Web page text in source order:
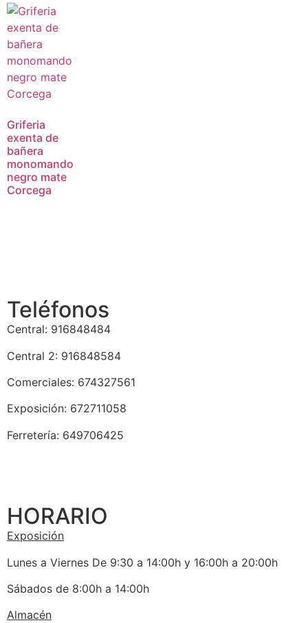
Griferia
exenta de
bañera
monomando
negro mate
Corcega
Teléfonos
Central: 916848484
Central 2: 916848584
Comerciales: 674327561
Exposición: 672711058
Ferretería: 649706425
HORARIO
Exposición
Lunes a Viernes De 9:30 a 14:00h y 16:00h a 20:00h
Sábados de 8:00h a 14:00h
Almacén